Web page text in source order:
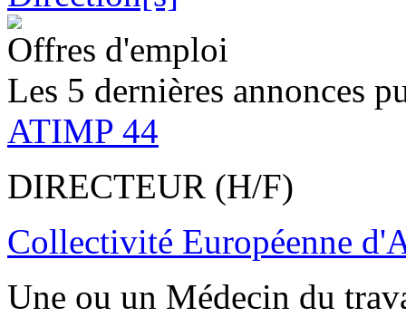
Offres d'emploi
Les 5 dernières annonces
ATIMP 44
DIRECTEUR (H/F)
Collectivité Européenne
Une ou un Médecin du